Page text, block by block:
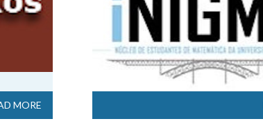
MORE